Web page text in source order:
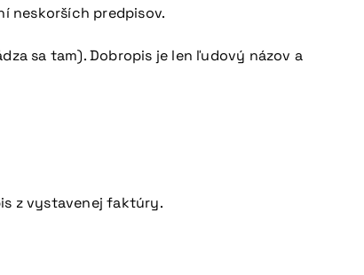
neskorších predpisov.
sa tam). Dobropis je len ľudový názov a
z vystavenej faktúry.